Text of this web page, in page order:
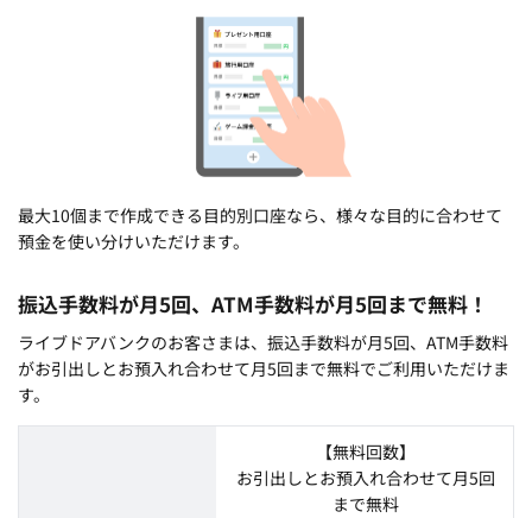
最大10個まで作成できる目的別口座なら、様々な目的に合わせて
預金を使い分けいただけます。
振込手数料が月5回、ATM手数料が月5回まで無料！
ライブドアバンクのお客さまは、振込手数料が月5回、ATM手数料
がお引出しとお預入れ合わせて月5回まで無料でご利用いただけま
す。
【無料回数】
お引出しとお預入れ合わせて月5回
まで無料